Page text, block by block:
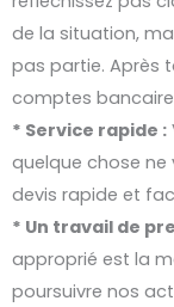
de la situation,
pas partie. Après
comptes
* Service rapide :
quelque chose
devis rapide et
* Un travail de
approprié est la
poursuivre nos